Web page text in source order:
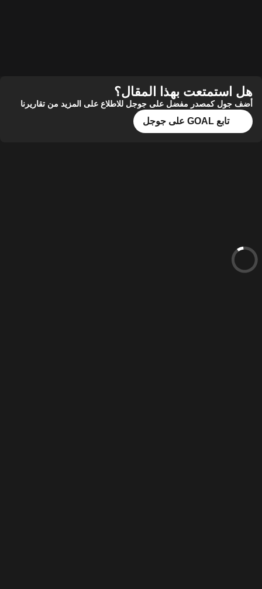
هل استمتعت بهذا المقال؟
أضف جول كمصدر مفضل على جوجل للاطلاع على المزيد من تقاريرنا
تابع GOAL على جوجل